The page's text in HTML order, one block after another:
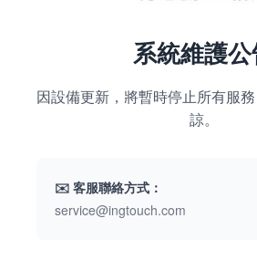
系統維護
因設備更新，將暫時停止所有服
諒。
✉️ 客服聯絡方式：
service@ingtouch.com